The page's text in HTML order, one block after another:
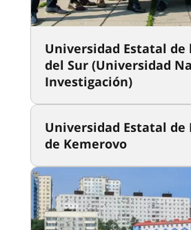
Universidad Estatal de
del Sur (Universidad
Investigación)
Universidad Estatal de
de Kemerovo